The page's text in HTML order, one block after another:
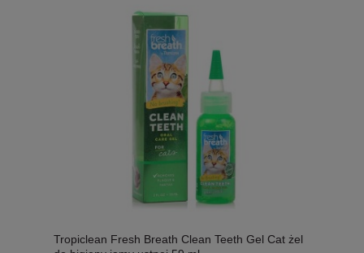
Tropiclean Fresh Breath Clean Teeth Gel Cat żel